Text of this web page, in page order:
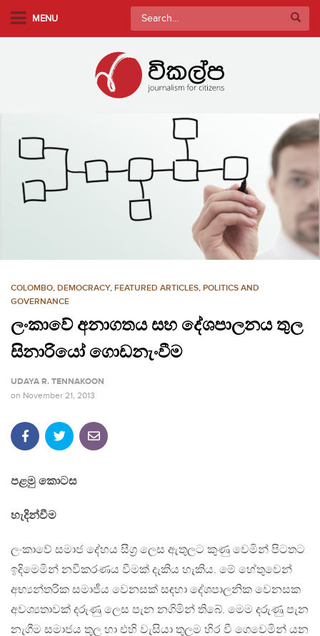
e
MENU
Search
for:
COLOMBO, DEMOCRACY, FEATURED ARTICLES, POLITICS AND
GOVERNANCE
ලංකාවේ අනාගතය සහ දේශපාලනය තුල
සිනාරියෝ ගොඩනැංවීම
UDAYA R. TENNAKOON
on November 21, 2013
පළමු කොටස
හැදින්වීම
ලංකාවේ සමාජ දේහය සීග්‍ර ලෙස ඇතුලට කුණු වෙමින් පිටතට
ඉදිමෙමින් නවීකරණය වීමක් දැකිය හැකිය. මේ හේතුවෙන්
අභ්‍යන්තරික සමාජීය වෙනසක් සඳහා දේශපාලනික වෙනසක
අවශ්‍යතාවක් දරුණු ලෙස පැන නගිමින් තිබේ. මෙම දරුණු පැන
නැගීම සමාජය තුල හා එහි වැසියා තුලම හිර වී ගෙවෙමින් යන